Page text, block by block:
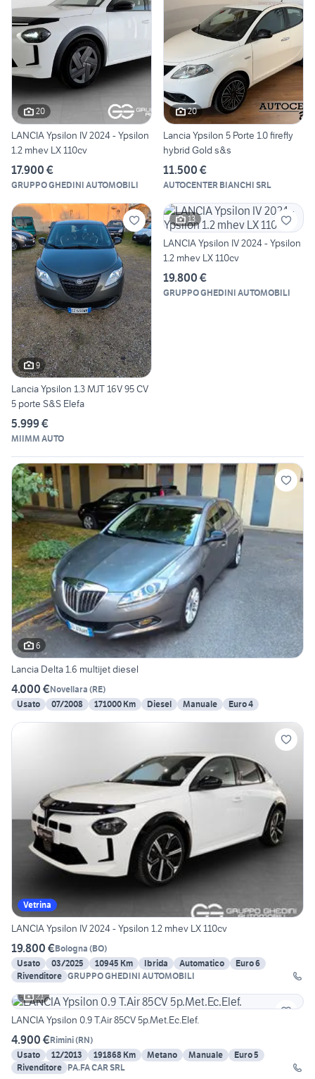
20
LANCIA Ypsilon IV 2024 - Ypsilon
1.2 mhev LX 110cv
17.900 €
GRUPPO GHEDINI AUTOMOBILI
20
Lancia Ypsilon 5 Porte 1.0 firefly
hybrid Gold s&s
11.500 €
AUTOCENTER BIANCHI SRL
9
Lancia Ypsilon 1.3 MJT 16V 95 CV
5 porte S&S Elefa
5.999 €
MIIMM AUTO
13
LANCIA Ypsilon IV 2024 - Ypsilon
1.2 mhev LX 110cv
19.800 €
GRUPPO GHEDINI AUTOMOBILI
6
Lancia Delta 1.6 multijet diesel
4.000 €Novellara (RE)
Usato
07/2008 171000 Km Diesel Manuale Euro 4
Vetrina
LANCIA Ypsilon IV 2024 - Ypsilon 1.2 mhev LX 110cv
19.800 €Bologna (BO)
Usato
03/2025 10945 Km Ibrida Automatico
Euro 6
Rivenditore GRUPPO GHEDINI AUTOMOBILI
21
LANCIA Ypsilon 0.9 T.Air 85CV 5p.Met.Ec.Elef.
4.900 €Rimini(RN)
Usato
12/2013 191868 Km Metano Manuale
Euro 5
Rivenditore PA.FA CAR SRL